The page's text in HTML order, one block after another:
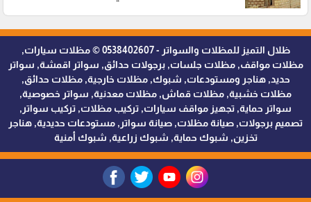
ظلال التميز للمظلات والسواتر - 0538402607 © مظلات سيارات,
مظلات مواقف, مظلات جلسات, برجولات حدائق, سواتر اقمشة, سواتر
حديد, هناجر ومستودعات, شبوك, مظلات خارجية, مظلات حدائق,
مظلات خشبية, مظلات قماش, مظلات معدنية, سواتر خصوصية,
سواتر حماية, تجهيز مواقف سيارات, تركيب مظلات, تركيب سواتر,
تصميم برجولات, صيانة مظلات, صيانة سواتر, مستودعات حديدية, هناجر
تخزين, شبوك حماية, شبوك زراعية, شبوك أمنية